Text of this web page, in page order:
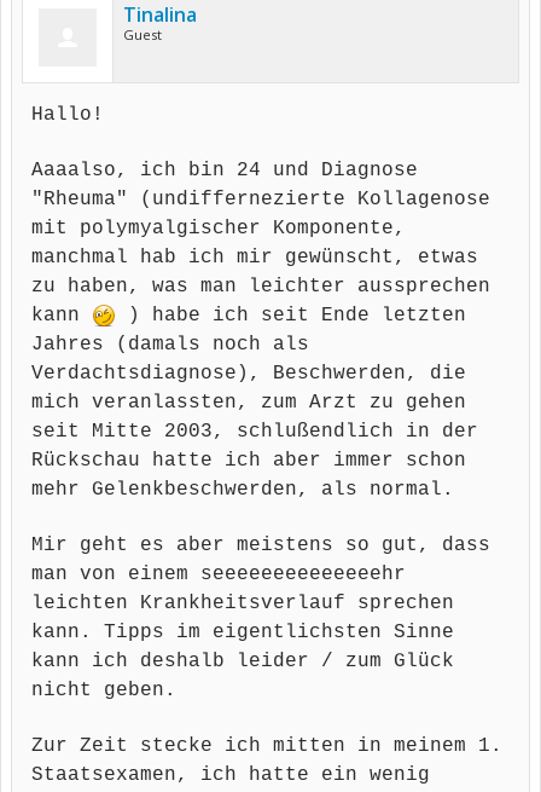
Tinalina
Guest
Hallo!
Aaaalso, ich bin 24 und Diagnose
"Rheuma" (undiffernezierte Kollagenose
mit polymyalgischer Komponente,
manchmal hab ich mir gewünscht, etwas
zu haben, was man leichter aussprechen
kann
) habe ich seit Ende letzten
Jahres (damals noch als
Verdachtsdiagnose), Beschwerden, die
mich veranlassten, zum Arzt zu gehen
seit Mitte 2003, schlußendlich in der
Rückschau hatte ich aber immer schon
mehr Gelenkbeschwerden, als normal.
Mir geht es aber meistens so gut, dass
man von einem seeeeeeeeeeeeeehr
leichten Krankheitsverlauf sprechen
kann. Tipps im eigentlichsten Sinne
kann ich deshalb leider / zum Glück
nicht geben.
Zur Zeit stecke ich mitten in meinem 1.
Staatsexamen, ich hatte ein wenig